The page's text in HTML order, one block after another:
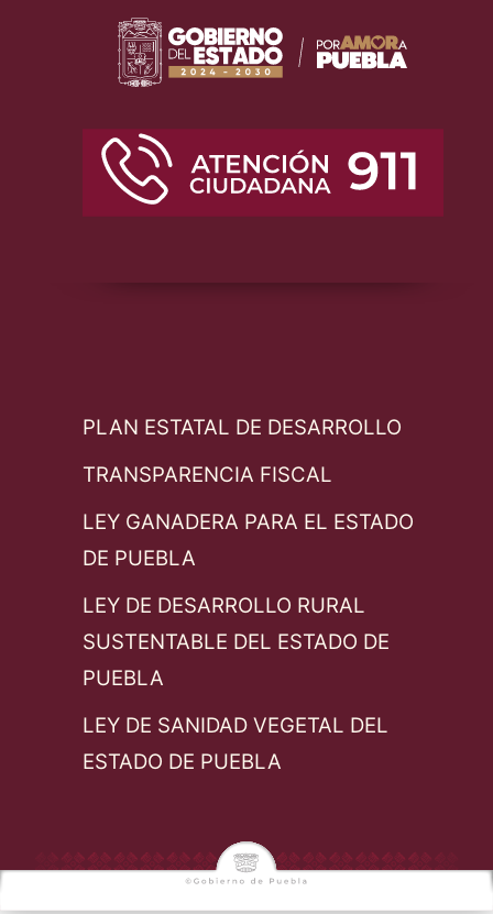
PLAN ESTATAL DE DESARROLLO
TRANSPARENCIA FISCAL
LEY GANADERA PARA EL ESTADO
DE PUEBLA
LEY DE DESARROLLO RURAL
SUSTENTABLE DEL ESTADO DE
PUEBLA
LEY DE SANIDAD VEGETAL DEL
ESTADO DE PUEBLA